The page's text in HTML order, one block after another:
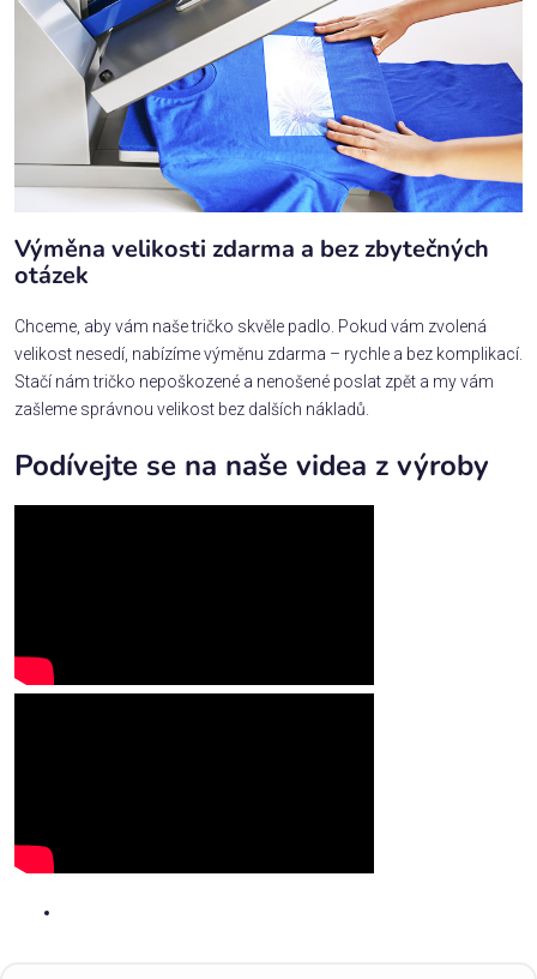
Výměna velikosti zdarma a bez zbytečných
otázek
Chceme, aby vám naše tričko skvěle padlo. Pokud vám zvolená
velikost nesedí, nabízíme výměnu zdarma – rychle a bez komplikací.
Stačí nám tričko nepoškozené a nenošené poslat zpět a my vám
zašleme správnou velikost bez dalších nákladů.
Podívejte se na naše videa z výroby